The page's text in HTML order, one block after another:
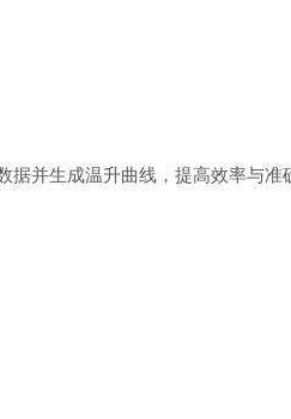
据并生成温升曲线，提高效率与